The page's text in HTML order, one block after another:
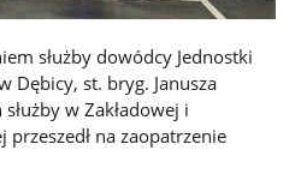
służby dowódcy Jednostki
Dębicy, st. bryg. Janusza
w Zakładowej i
przeszedł na zaopatrzenie